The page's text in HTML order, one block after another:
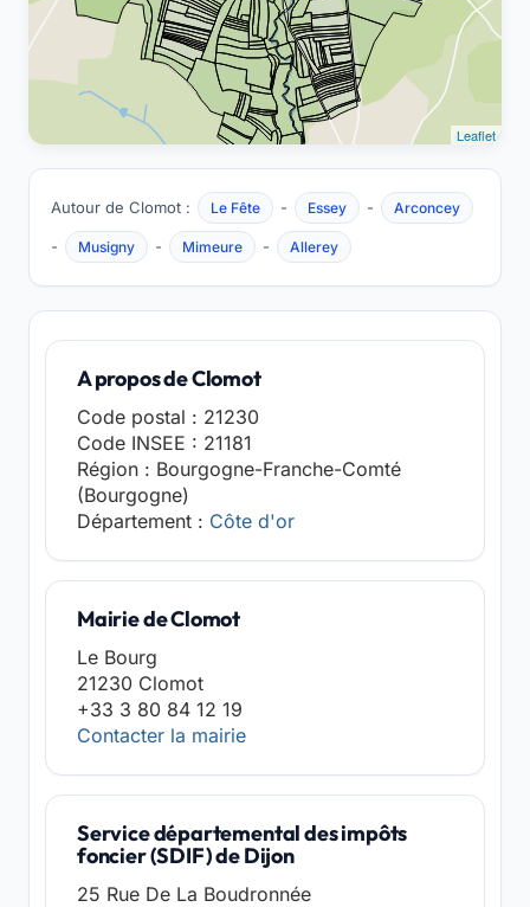
Leaflet
Autour de Clomot : Le Fête - Essey - Arconcey
- Musigny - Mimeure - Allerey
A propos de Clomot
Code postal : 21230
Code INSEE : 21181
Région : Bourgogne-Franche-Comté
(Bourgogne)
Département : Côte d'or
Mairie de Clomot
Le Bourg
21230 Clomot
+33 3 80 84 12 19
Contacter la mairie
Service départemental des impôts
foncier (SDIF) de Dijon
25 Rue De La Boudronnée